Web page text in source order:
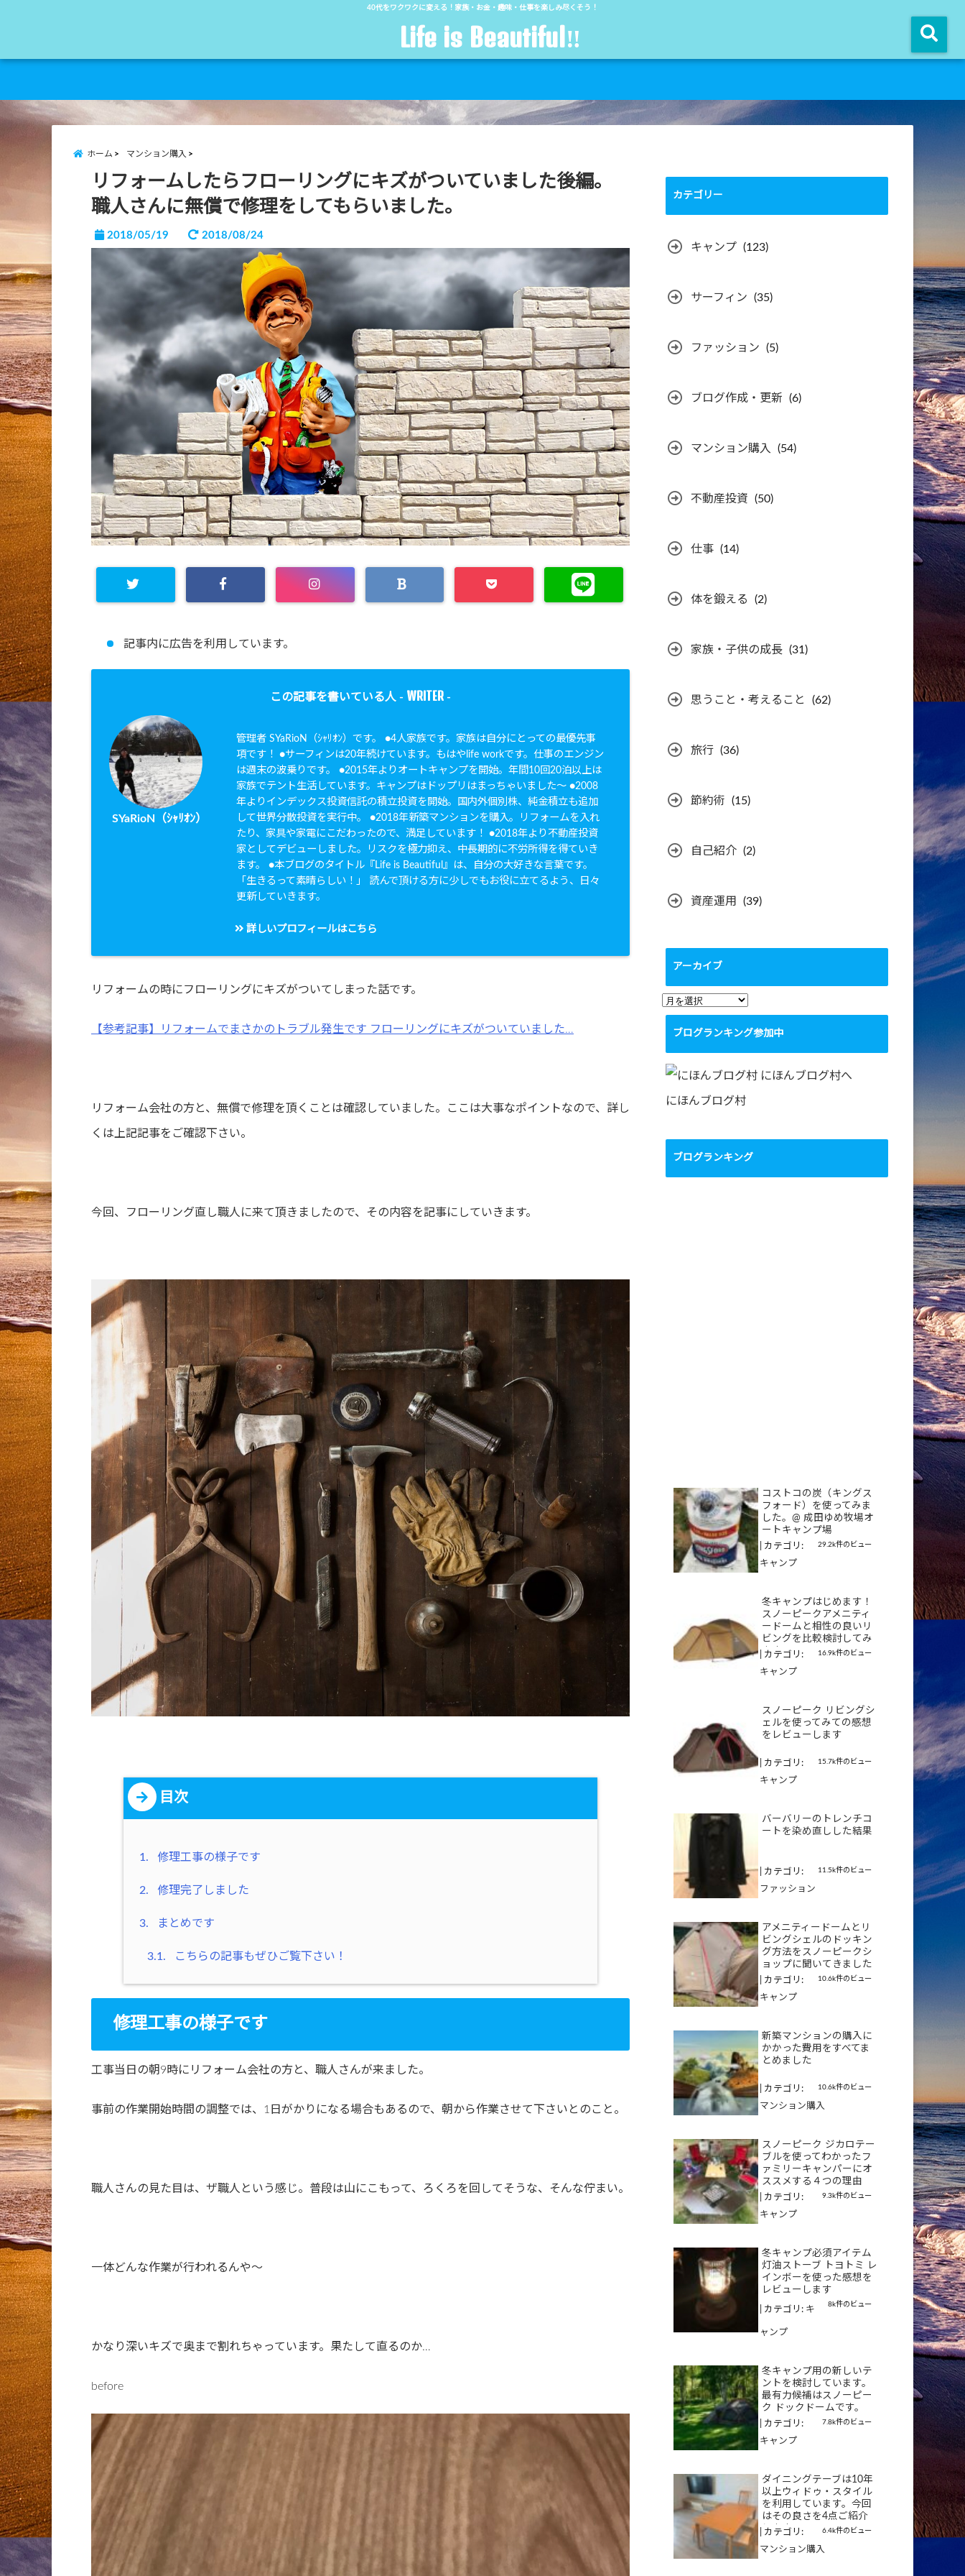
40代をワクワクに変える！家族・お金・趣味・仕事を楽しみ尽くそう！
Life is Beautiful‼︎
ホーム マンション購入
リフォームしたらフローリングにキズがついていました後編。
職人さんに無償で修理をしてもらいました。
2018/05/19 2018/08/24
記事内に広告を利用しています。
この記事を書いている人 - WRITER -
SYaRioN（ｼｬﾘｵﾝ）
管理者 SYaRioN（ｼｬﾘｵﾝ）です。 ●4人家族です。家族は自分にとっての最優先事
項です！ ●サーフィンは20年続けています。もはやlife workです。仕事のエンジン
は週末の波乗りです。 ●2015年よりオートキャンプを開始。年間10回20泊以上は
家族でテント生活しています。キャンプはドップリはまっちゃいました〜 ●2008
年よりインデックス投資信託の積立投資を開始。国内外個別株、純金積立も追加
して世界分散投資を実行中。 ●2018年新築マンションを購入。リフォームを入れ
たり、家具や家電にこだわったので、満足しています！ ●2018年より不動産投資
家としてデビューしました。リスクを極力抑え、中長期的に不労所得を得ていき
ます。 ●本ブログのタイトル『Life is Beautiful』は、自分の大好きな言葉です。
「生きるって素晴らしい！」 読んで頂ける方に少しでもお役に立てるよう、日々
更新していきます。
詳しいプロフィールはこちら
リフォームの時にフローリングにキズがついてしまった話です。
【参考記事】リフォームでまさかのトラブル発生です フローリングにキズがついていました…
リフォーム会社の方と、無償で修理を頂くことは確認していました。ここは大事なポイントなので、詳し
くは上記記事をご確認下さい。
今回、フローリング直し職人に来て頂きましたので、その内容を記事にしていきます。
目次
1. 修理工事の様子です
2. 修理完了しました
3. まとめです
3.1. こちらの記事もぜひご覧下さい！
修理工事の様子です
工事当日の朝9時にリフォーム会社の方と、職人さんが来ました。
事前の作業開始時間の調整では、1日がかりになる場合もあるので、朝から作業させて下さいとのこと。
職人さんの見た目は、ザ職人という感じ。普段は山にこもって、ろくろを回してそうな、そんな佇まい。
一体どんな作業が行われるんや〜
かなり深いキズで奥まで割れちゃっています。果たして直るのか…
before
カテゴリー
キャンプ (123)
サーフィン (35)
ファッション (5)
ブログ作成・更新 (6)
マンション購入 (54)
不動産投資 (50)
仕事 (14)
体を鍛える (2)
家族・子供の成長 (31)
思うこと・考えること (62)
旅行 (36)
節約術 (15)
自己紹介 (2)
資産運用 (39)
アーカイブ
ア
ー
イ
ブ
ブログランキング参加中
にほんブログ村
ブログランキング
コストコの炭（キングス
フォード）を使ってみま
した。@ 成田ゆめ牧場オ
ートキャンプ場
29.2k件のビュー
カテゴリ:
キャンプ
冬キャンプはじめます！
スノーピークアメニティ
ードームと相性の良いリ
ビングを比較検討してみ
ます
16.9k件のビュー
カテゴリ:
キャンプ
スノーピーク リビングシ
ェルを使ってみての感想
をレビューします
15.7k件のビュー
カテゴリ:
キャンプ
バーバリーのトレンチコ
ートを染め直しした結果
11.5k件のビュー
カテゴリ:
ファッション
アメニティードームとリ
ビングシェルのドッキン
グ方法をスノーピークシ
ョップに聞いてきました
10.6k件のビュー
カテゴリ:
キャンプ
新築マンションの購入に
かかった費用をすべてま
とめました
10.6k件のビュー
カテゴリ:
マンション購入
スノーピーク ジカロテー
ブルを使ってわかったフ
ァミリーキャンパーにオ
ススメする４つの理由
9.3k件のビュー
カテゴリ:
キャンプ
冬キャンプ必須アイテム
灯油ストーブ トヨトミ レ
インボーを使った感想を
レビューします
8k件のビュー
カテゴリ: キ
ャンプ
冬キャンプ用の新しいテ
ントを検討しています。
最有力候補はスノーピー
ク ドックドームです。
7.8k件のビュー
カテゴリ:
キャンプ
ダイニングテーブは10年
以上ウィドゥ・スタイル
を利用しています。今回
はその良さを4点ご紹介
します
6.4k件のビュー
カテゴリ:
マンション購入